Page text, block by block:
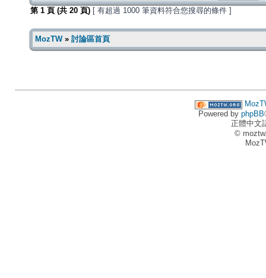
第 1 頁 (共 20 頁) [ 有超過 1000 筆資料符合您搜尋的條件 ]
MozTW» 討論區首頁
Powered by phpBB
正體中文
©